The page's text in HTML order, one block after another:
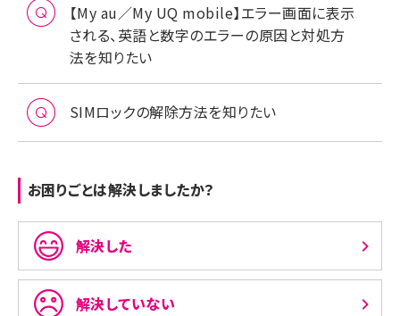
【My au／My UQ mobile】エラー画面に表示
される、英語と数字のエラーの原因と対処方
法を知りたい
SIMロックの解除方法を知りたい
お困りごとは解決しましたか？
解決した
解決していない